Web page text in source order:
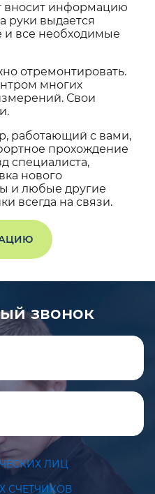
вносит информацию
выдается
и все необходимые
отремонтировать.
многих
Свои
работающий с вами,
прохождение
специалиста,
нового
и любые другие
всегда на связи.
звонок
ЛИЦ
СЧЕТЧИКОВ